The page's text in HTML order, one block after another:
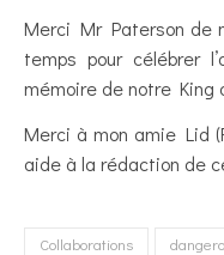
Merci Mr Paterson de
temps pour célébrer
mémoire de notre King
Merci à mon amie Lid
aide à la rédaction de
Collaborations